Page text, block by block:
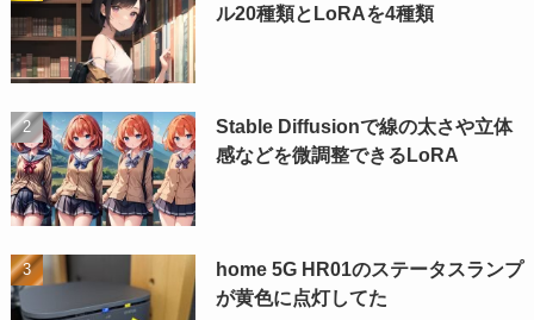
ル20種類とLoRAを4種類
Stable Diffusionで線の太さや立体
感などを微調整できるLoRA
home 5G HR01のステータスランプ
が黄色に点灯してた